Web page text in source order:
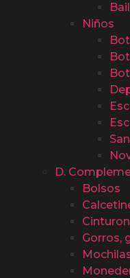
Niños
D.
Bolsos
Gorros,